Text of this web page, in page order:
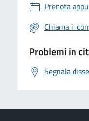
Prenota
Chiama il
Problemi in
Segnala